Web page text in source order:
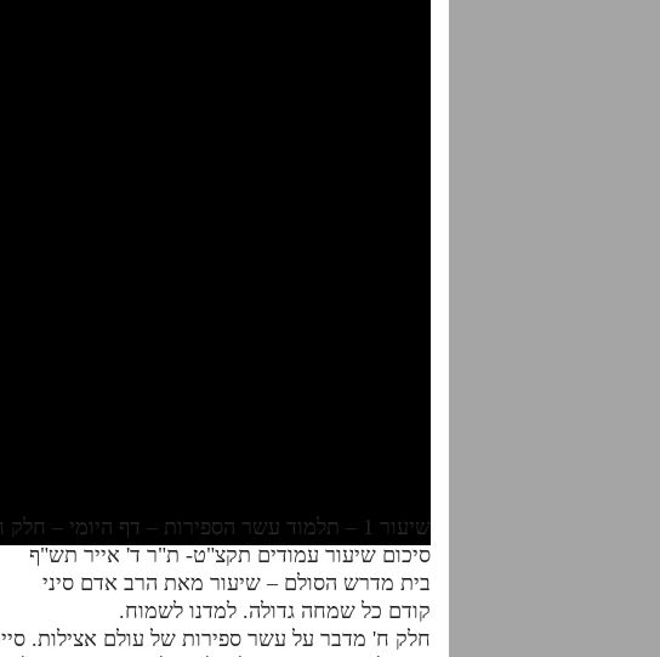
שיעור 1 – תלמוד עשר הספירות – דף היומי – חלק ח'
סיכום שיעור עמודים תקצ"ט- ת"ר ד' אייר תש"ף
בית מדרש הסולם – שיעור מאת הרב אדם סיני
קודם כל שמחה גדולה. למדנו לשמוח.
חלק ח' מדבר על עשר ספירות של עולם אצילות.